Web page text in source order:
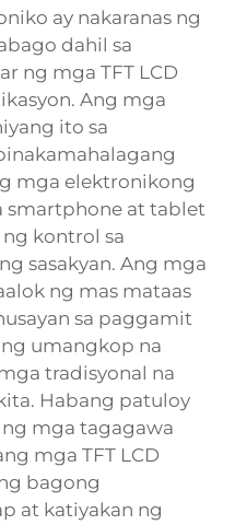
ay nakaranas ng
dahil sa
ng mga TFT LCD
Ang mga
ito sa
mga elektronikong
smartphone at tablet
kontrol sa
sasakyan. Ang mga
ng mas mataas
sa paggamit
umangkop na
tradisyonal na
Habang patuloy
mga tagagawa
mga TFT LCD
bagong
at katiyakan ng